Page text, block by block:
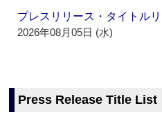
プレスリリース・タイトル
2026年08月05日 (水)
Press Release Title List